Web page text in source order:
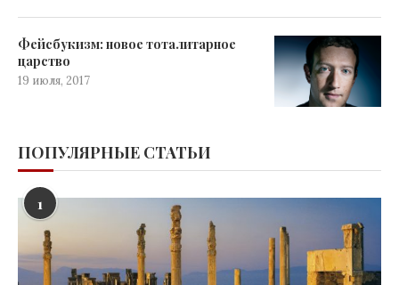
Фейсбукизм: новое тоталитарное
царство
19 июля, 2017
ПОПУЛЯРНЫЕ СТАТЬИ
1